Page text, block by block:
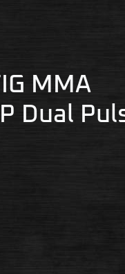
MMA
Dual